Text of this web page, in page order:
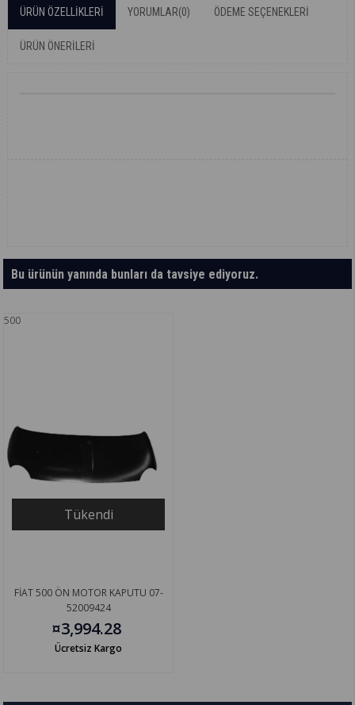
ÜRÜN ÖZELLIKLERI YORUMLAR(0) ÖDEME SEÇENEKLERI
ÜRÜN ÖNERILERI
Bu ürünün yanında bunları da tavsiye ediyoruz.
500
Tükendi
FİAT 500 ÖN MOTOR KAPUTU 07-
52009424
¤3,994.28
Ücretsiz Kargo